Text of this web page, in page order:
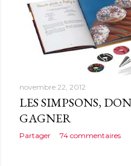
novembre 22, 2012
LES SIMPSONS,
GAGNER
Partager 74 commentaires